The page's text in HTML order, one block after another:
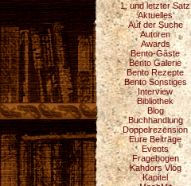
1. und letzter Satz
Aktuelles
Auf der Suche
Autoren
Awards
Bento-Gäste
Bento Galerie
Bento Rezepte
Bento Sonstiges
Interview
Bibliothek
Blog
Buchhandlung
Doppelrezension
Eure Beiträge
Events
Fragebogen
Kahdors Vlog
Kapitel